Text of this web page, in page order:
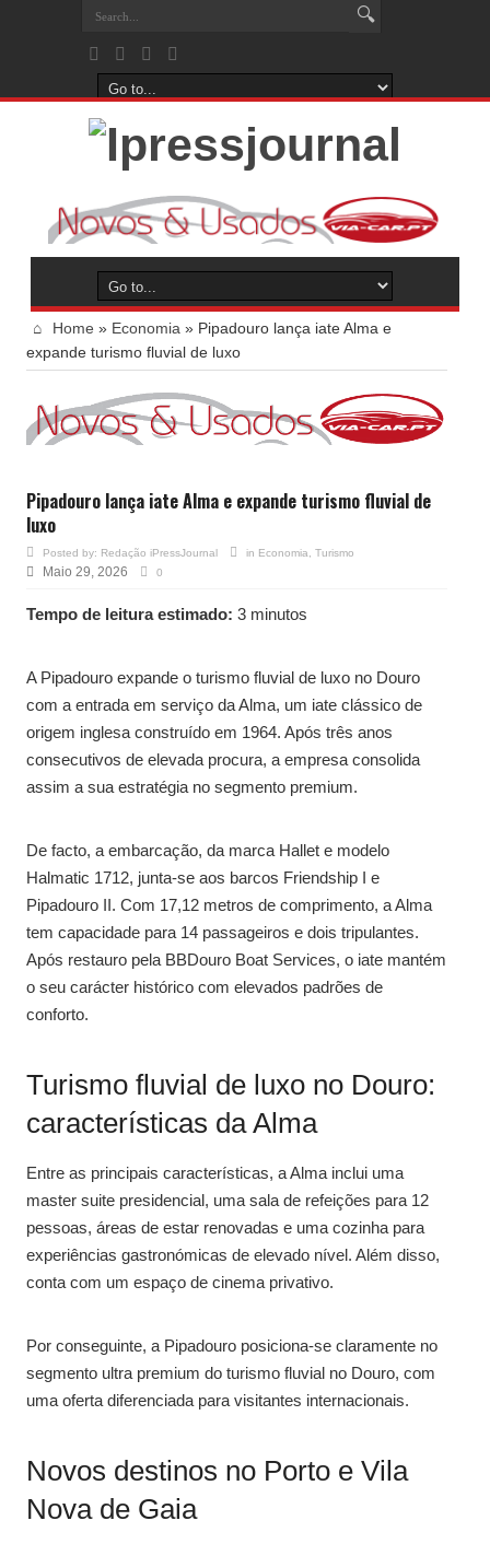
Home » Economia » Pipadouro lança iate Alma e
expande turismo fluvial de luxo
Pipadouro lança iate Alma e expande turismo fluvial de
luxo
Posted by: Redação iPressJournal in Economia Turismo
Maio 29, 2026 0
Tempo de leitura estimado: 3 minutos
A Pipadouro expande o turismo fluvial de luxo no Douro
com a entrada em serviço da Alma, um iate clássico de
origem inglesa construído em 1964. Após três anos
consecutivos de elevada procura, a empresa consolida
assim a sua estratégia no segmento premium.
De facto, a embarcação, da marca Hallet e modelo
Halmatic 1712, junta-se aos barcos Friendship I e
Pipadouro II. Com 17,12 metros de comprimento, a Alma
tem capacidade para 14 passageiros e dois tripulantes.
Após restauro pela BBDouro Boat Services, o iate mantém
o seu carácter histórico com elevados padrões de
conforto.
Turismo fluvial de luxo no Douro:
características da Alma
Entre as principais características, a Alma inclui uma
master suite presidencial, uma sala de refeições para 12
pessoas, áreas de estar renovadas e uma cozinha para
experiências gastronómicas de elevado nível. Além disso,
conta com um espaço de cinema privativo.
Por conseguinte, a Pipadouro posiciona-se claramente no
segmento ultra premium do turismo fluvial no Douro, com
uma oferta diferenciada para visitantes internacionais.
Novos destinos no Porto e Vila
Nova de Gaia